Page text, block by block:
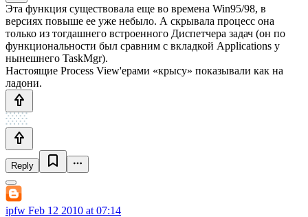
Эта функция существовала еще во времена Win95/98, в
версиях повыше ее уже небыло. А скрывала процесс она
только из тогдашнего встроенного Диспетчера задач (он по
функциональности был сравним с вкладкой Applications у
нынешнего TaskMgr).
Настоящие Process View'ерами «крысу» показывали как на
ладони.
Reply
ipfw Feb 12 2010 at 07:14